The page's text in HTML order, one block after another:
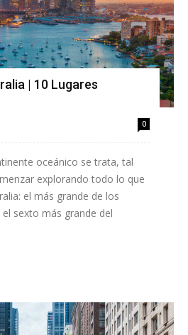
| 10 Lugares
0
oceánico se trata, tal
explorando todo lo que
el más grande de los
sexto más grande del